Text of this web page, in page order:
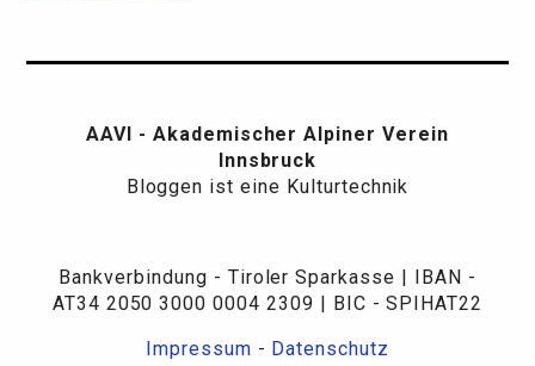
AAVI - Akademischer Alpiner Verein
Innsbruck
Bloggen ist eine Kulturtechnik
Bankverbindung - Tiroler Sparkasse | IBAN -
AT34 2050 3000 0004 2309 | BIC - SPIHAT22
Impressum - Datenschutz